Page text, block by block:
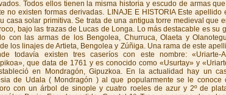
Todos ellos tienen la misma historia y escudo de armas
no existen formas derivadas. LINAJE E HISTORIA Este apellido
casa solar primitiva. Se trata de una antigua torre medieval que
bajo las trazas de Lucas de Longa. Lo más destacable es su
con las armas de los Bengolea, Churruca, Olaeta y
los linajes de Artieta, Bengolea y Zúñiga. Una rama de este
todavía existen tres caseríos con este nombre: «Uriarte-
que data de 1761 y es conocido como «Usurtay» y
en Mondragón, Gipuzkoa. En la actualidad hay un
de Udala ( Mondragón ) al que popularmente se le conoce
con un árbol de sinople y cuatro roeles de azur y 2º de